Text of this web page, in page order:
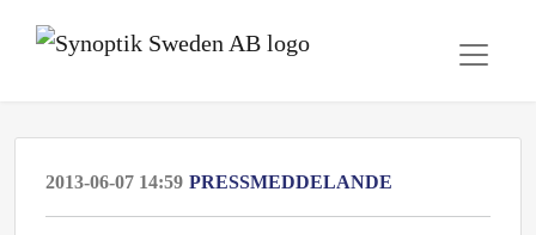
2013-06-07 14:59 PRESSMEDDELANDE